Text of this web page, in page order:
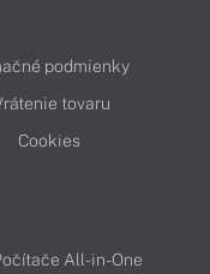
podmienky
tovaru
Cookies
All-in-One